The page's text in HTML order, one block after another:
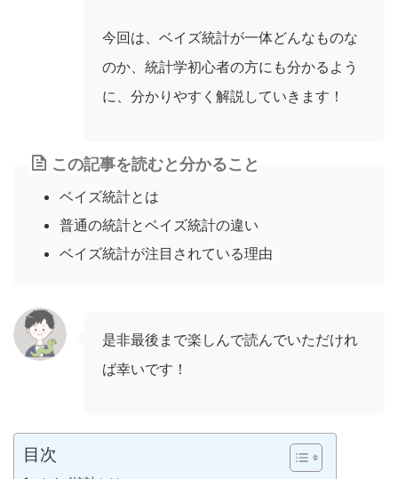
今回は、ベイズ統計が一体どんなものな
のか、統計学初心者の方にも分かるよう
に、分かりやすく解説していきます！
この記事を読むと分かること
ベイズ統計とは
普通の統計とベイズ統計の違い
ベイズ統計が注目されている理由
是非最後まで楽しんで読んでいただけれ
ば幸いです！
目次